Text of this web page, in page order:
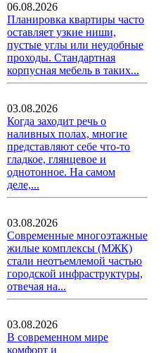
06.08.2026
Планировка квартиры часто
оставляет узкие ниши,
пустые углы или неудобные
проходы. Стандартная
корпусная мебель в таких...
03.08.2026
Когда заходит речь о
наливных полах, многие
представляют себе что-то
гладкое, глянцевое и
однотонное. На самом
деле,...
03.08.2026
Современные многоэтажные
жилые комплексы (МЖК)
стали неотъемлемой частью
городской инфраструктуры,
отвечая на...
03.08.2026
В современном мире
комфорт и